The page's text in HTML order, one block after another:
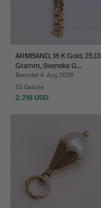
ARMBAND, 18 K Gold, 25,13
Gramm, Svenska G…
Beendet 4. Aug 2026
53 Gebote
2.216 USD